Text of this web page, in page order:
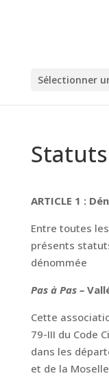
Sélectionner
ARTICLE 1 :
Entre toutes
présents
dénommée
Pas à Pas –
Cette
79-III du Code
dans les
et de la